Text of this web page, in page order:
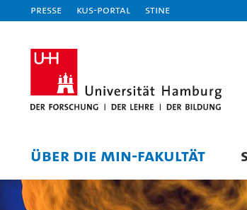
Presse KUS-Portal STiNE
ÜBER DIE MIN-FAKULTÄT